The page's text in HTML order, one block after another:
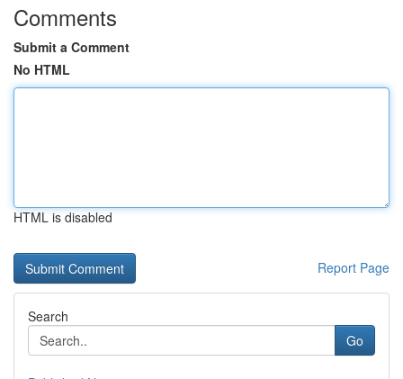
Comments
Submit a Comment
No HTML
HTML is disabled
Report Page
Search
Go